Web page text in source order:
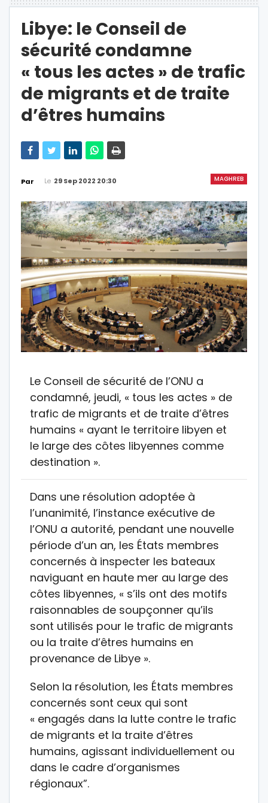
Libye: le Conseil de
sécurité condamne
« tous les actes » de trafic
de migrants et de traite
d’êtres humains
MAGHREB
Par Le 29 Sep 2022 20:30
Le Conseil de sécurité de l’ONU a
condamné, jeudi, « tous les actes » de
trafic de migrants et de traite d’êtres
humains « ayant le territoire libyen et
le large des côtes libyennes comme
destination ».
Dans une résolution adoptée à
l’unanimité, l’instance exécutive de
l’ONU a autorité, pendant une nouvelle
période d’un an, les États membres
concernés à inspecter les bateaux
naviguant en haute mer au large des
côtes libyennes, « s’ils ont des motifs
raisonnables de soupçonner qu’ils
sont utilisés pour le trafic de migrants
ou la traite d’êtres humains en
provenance de Libye ».
Selon la résolution, les États membres
concernés sont ceux qui sont
« engagés dans la lutte contre le trafic
de migrants et la traite d’êtres
humains, agissant individuellement ou
dans le cadre d’organismes
régionaux”.